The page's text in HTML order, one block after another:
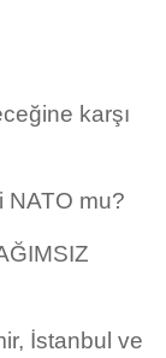
karşı
NATO mu?
İstanbul ve